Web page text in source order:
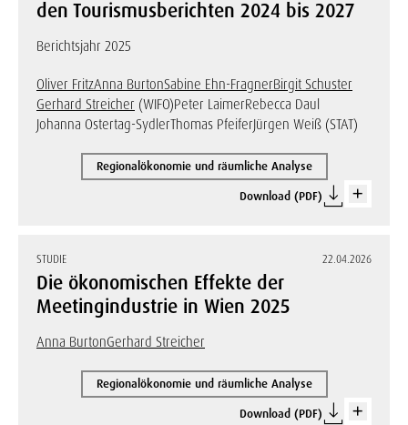
den Tourismusberichten 2024 bis 2027
Berichtsjahr 2025
Oliver FritzAnna BurtonSabine Ehn-FragnerBirgit Schuster
Gerhard Streicher (WIFO)Peter LaimerRebecca Daul
Johanna Ostertag-SydlerThomas PfeiferJürgen Weiß (STAT)
Regionalökonomie und räumliche Analyse
Download (PDF)
STUDIE 22.04.2026
Die ökonomischen Effekte der
Meetingindustrie in Wien 2025
Anna BurtonGerhard Streicher
Regionalökonomie und räumliche Analyse
Download (PDF)